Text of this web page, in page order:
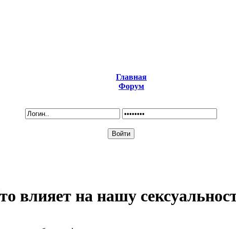
Главная
Форум
влияет на нашу